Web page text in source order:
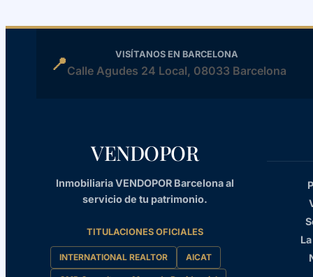
📍 VISÍTANOS EN BARCELONA
Calle Agudes 24 Local, 08033 Barcelona
VENDOPOR
Inmobiliaria VENDOPOR Barcelona al
servicio de tu patrimonio.
TITULACIONES OFICIALES
INTERNATIONAL REALTOR AICAT